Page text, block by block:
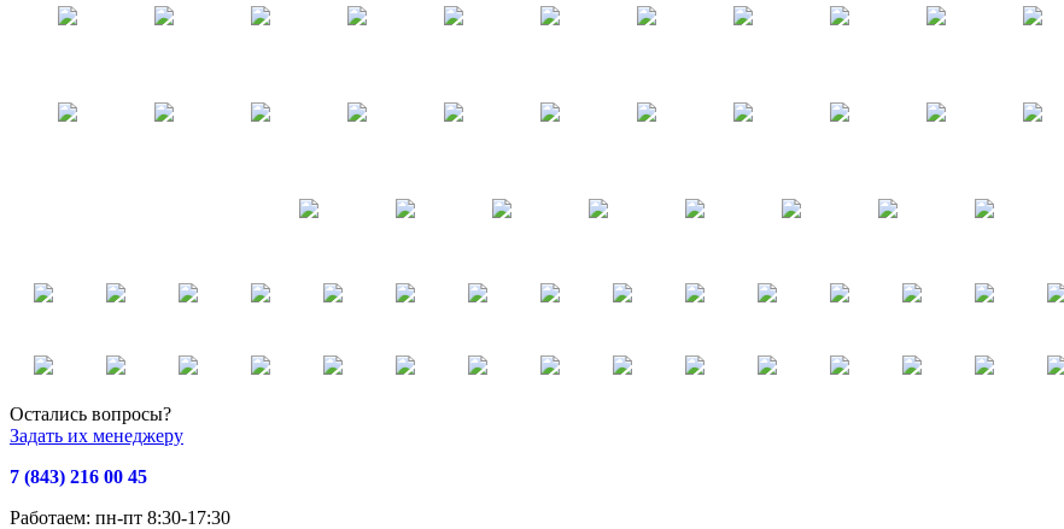
Остались вопросы?
Задать их менеджеру
7 (843) 216 00 45
Работаем: пн-пт 8:30-17:30